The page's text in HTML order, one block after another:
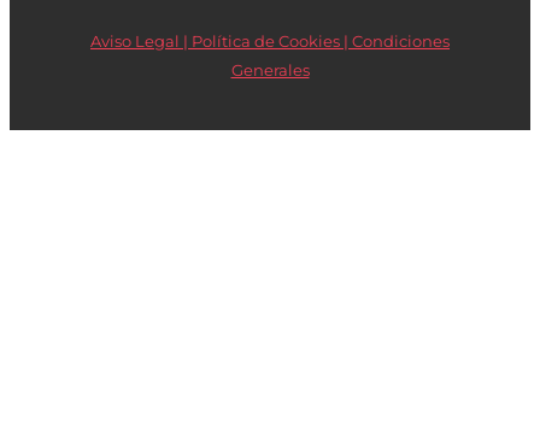
Aviso Legal | Política de Cookies | Condiciones
Generales